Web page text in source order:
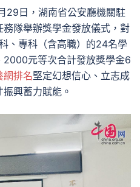
29日，湖南省公安廳機關駐
隊舉辦獎學金發放儀式，對
、專科（含高職）的24名學
元等次合計發放獎學金6
網排名堅定幻想信心、立志成
興蓄力賦能。